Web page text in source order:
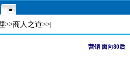
>>商人之道>>|
营销 面向80后